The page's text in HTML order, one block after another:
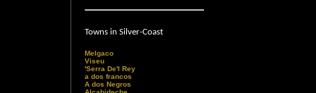
Towns in Silver-Coast
Melgaco
Viseu
'Serra De'l Rey
a dos francos
A dos Negros